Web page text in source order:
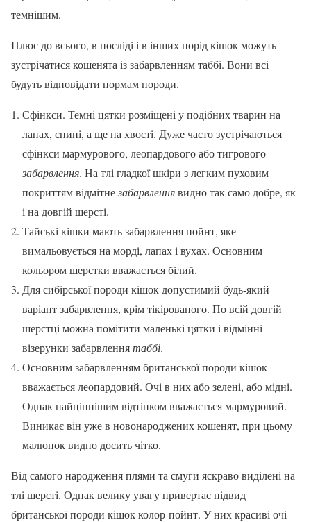
темнішим.
Плюс до всього, в посліді і в інших порід кішок можуть
зустрічатися кошенята із забарвленням таббі. Вони всі
будуть відповідати нормам породи.
Сфінкси. Темні цятки розміщені у подібних тварин на
лапах, спині, а ще на хвості. Дуже часто зустрічаються
сфінкси мармурового, леопардового або тигрового
забарвлення. На тлі гладкої шкіри з легким пуховим
покриттям відмітнезабарвленнявидно так само добре, як
і на довгій шерсті.
Тайські кішки мають забарвлення пойнт, яке
вимальовується на морді, лапах і вухах. Основним
кольором шерстки вважається білий.
Для сибірської породи кішок допустимий будь-який
варіант забарвлення, крім тікірованого. По всій довгій
шерстці можна помітити маленькі цятки і відмінні
візерунки забарвленнятаббі.
Основним забарвленням британської породи кішок
вважається леопардовий. Очі в них або зелені, або мідні.
Однак найціннішим відтінком вважається мармуровий.
Виникає він уже в новонароджених кошенят, при цьому
малюнок видно досить чітко.
Від самого народження плями та смуги яскраво виділені на
тлі шерсті. Однак велику увагу привертає підвид
британської породи кішок колор-пойнт. У них красиві очі